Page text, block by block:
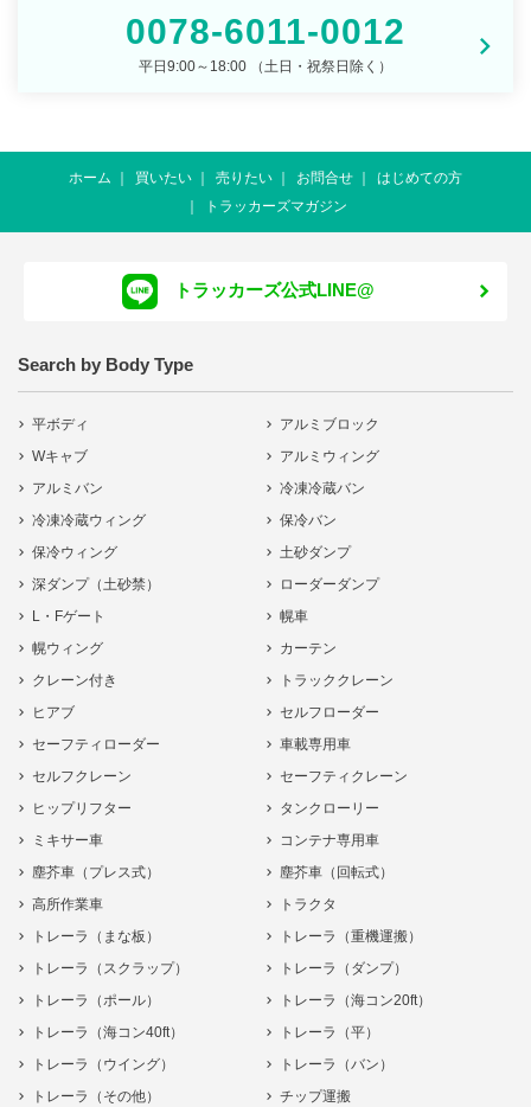
0078-6011-0012
平日9:00～18:00 （土日・祝祭日除く）
ホーム 買いたい 売りたい お問合せ
はじめての方
トラッカーズマガジン
トラッカーズ公式LINE@
Search by Body Type
平ボディ
アルミブロック
Wキャブ
アルミウィング
アルミバン
冷凍冷蔵バン
冷凍冷蔵ウィング
保冷バン
保冷ウィング
土砂ダンプ
深ダンプ（土砂禁）
ローダーダンプ
L・Fゲート
幌車
幌ウィング
カーテン
クレーン付き
トラッククレーン
ヒアブ
セルフローダー
セーフティローダー
車載専用車
セルフクレーン
セーフティクレーン
ヒップリフター
タンクローリー
ミキサー車
コンテナ専用車
塵芥車（プレス式）
塵芥車（回転式）
高所作業車
トラクタ
トレーラ（まな板）
トレーラ（重機運搬）
トレーラ（スクラップ）
トレーラ（ダンプ）
トレーラ（ポール）
トレーラ（海コン20ft）
トレーラ（海コン40ft）
トレーラ（平）
トレーラ（ウイング）
トレーラ（バン）
トレーラ（その他）
チップ運搬